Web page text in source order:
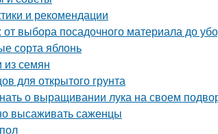
и рекомендации
выбора посадочного материала до
сорта яблонь
из семян
для открытого грунта
о выращивании лука на своем
высаживать саженцы